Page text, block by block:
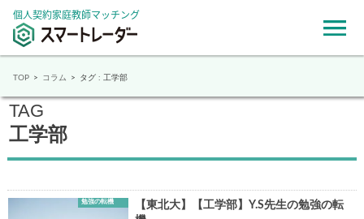
個人契約家庭教師マッチング
TOP コラム タグ : 工学部
TAG
工学部
勉強の転機
【東北大】【工学部】Y.S先生の勉強の転